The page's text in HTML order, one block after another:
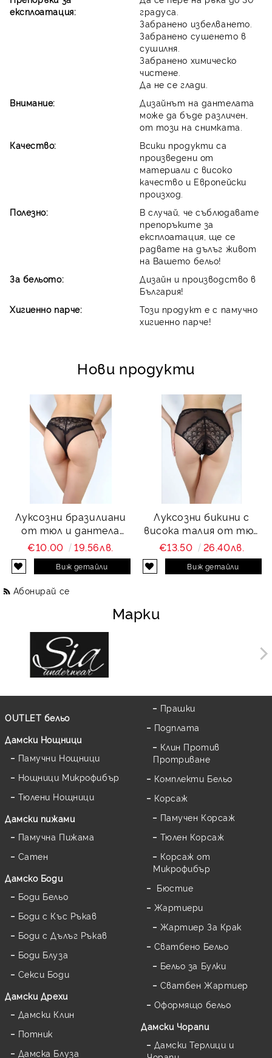
експлоатация:
градуса.
Забранено избелването.
Забранено сушенето в
сушилня.
Забранено химическо
чистене.
Да не се глади.
Внимание:
Дизайнът на дантелата
може да бъде различен,
от този на снимката.
Качество:
Всики продукти са
произведени от
материали с високо
качество и Европейски
произход.
Полезно:
В случай, че съблюдавате
препоръките за
експлоатация, ще се
радвате на дълъг живот
на Вашето бельо!
За бельото:
Дизайн и производство в
България!
Хигиенно парче:
Този продукт е с памучно
хигиенно парче!
Нови продукти
Луксозни бразилиани
от тюл и дантела
Charity
€10.00 19.56лв.
Виж детайли
Луксозни бикини с
висока талия от тюл
и дантела Charity
€13.50 26.40лв.
Виж детайли
Абонирай се
Марки
OUTLET бельо
Дамски Нощници
Памучни Нощници
Нощници Микрофибър
Тюлени Нощници
Дамски пижами
Памучна Пижама
Сатен
Дамскo Боди
Боди Бельо
Боди с Къс Ръкав
Боди с Дълъг Ръкав
Боди Блуза
Секси Боди
Дамски Дрехи
Дамски Клин
Потник
Дамска Блуза
Прашки
Подплата
Клин Против
Протриване
Комплекти Бельо
Корсаж
Памучен Корсаж
Тюлен Корсаж
Корсаж от
Микрофибър
Бюстие
Жартиери
Жартиер За Крак
Сватбено Бельо
Бельо за Булки
Сватбен Жартиер
Оформящо бельо
Дамски Чорапи
Дамски Терлици и